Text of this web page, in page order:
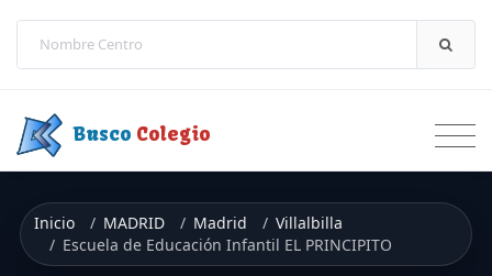
Busco Colegio
Inicio MADRID Madrid
Villalbilla
Escuela de Educación Infantil EL PRINCIPITO